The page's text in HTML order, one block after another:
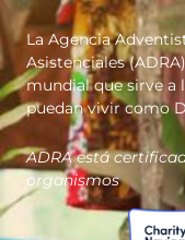
La Agencia
Asistenciales
mundial que sirve a
puedan vivir como
ADRA está
organismos